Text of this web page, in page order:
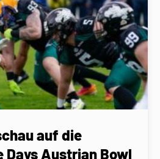
auf die
Days Austrian Bowl